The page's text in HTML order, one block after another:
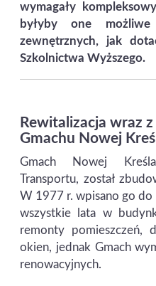
wymagały
byłyby one
zewnętrznych, jak
Szkolnictwa Wyższego.
Rewitalizacja wraz
Gmachu Nowej
Gmach Nowej
Transportu, został
W 1977 r. wpisano go
wszystkie lata w
remonty pomieszczeń,
okien, jednak Gmach
renowacyjnych.